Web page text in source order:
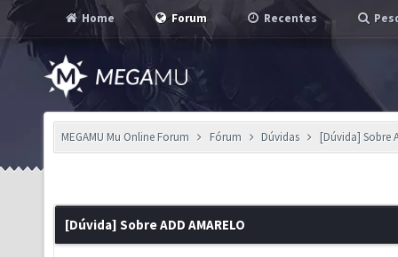
Home Forum Recentes
MEGAMU Mu Online Forum Fórum Dúvidas [Dúvida] Sobre
[Dúvida] Sobre ADD AMARELO